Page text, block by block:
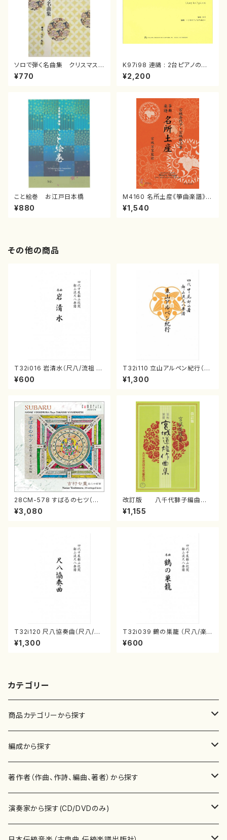
ソロで弾く名曲集 クリスマス・
イブ／恋人がサンタクロース(
箏独奏 /大平光美 編曲/楽
¥770
K97i98 連禱 : 2台ピアノのた
めの（2 Pianos / 菊池 幸夫 /
楽譜）
¥2,200
こと絵巻 お江戸日本橋
¥880
M4160 名所土産《箏曲楽譜》
（箏/宮城喜代子・宮城数江著・
宮城宗家監修/箏曲古典楽譜）
¥1,540
その他の商品
T32i016 岩清水（尺八/流祖 中
尾都山/楽譜）都山：15
¥600
T32i110 立山アルペン紀行（尺
八/初代 石垣征山/尺八/都山式
譜）都山流公刊楽譜曲番:559
¥1,300
28CM-578 すばるの七ツ（二
十絃箏/クラリネット/ヴァイオリ
ン/チェロ/吉松 隆：/CD）
¥3,080
改訂版 八千代獅子編曲
（編曲八千代獅子）(/宮城道
雄/楽譜）
¥1,155
T32i120 尺八協奏曲（尺八/二
代 山本邦山/尺八/都山式譜）都
山流公刊楽譜曲番:569
¥1,300
T32i039 鶴の巣籠 （尺八/楽
譜）都山no.38
¥600
カテゴリー
商品カテゴリーから探す
楽譜
書籍
書籍
テキストブック
CD・DVD
編成から探す
邦楽器
箏・琴（ソロ）
箏・琴（合奏）
合唱
混声合唱
著作者（作曲、作詩、編曲、著者）から探す
あ行
青木省三(アオキ ショウゾウ)
演奏家から探す(CD/DVDのみ)